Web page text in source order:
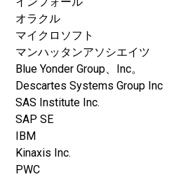
オラクル
マイクロソフト
マンハッタンアソシエイツ
Blue Yonder Group、Inc。
Descartes Systems Group Inc
SAS Institute Inc.
SAP SE
IBM
Kinaxis Inc.
PWC